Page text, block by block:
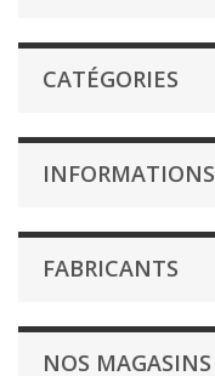
CATÉGORIES
INFORMATIONS
FABRICANTS
NOS MAGASINS